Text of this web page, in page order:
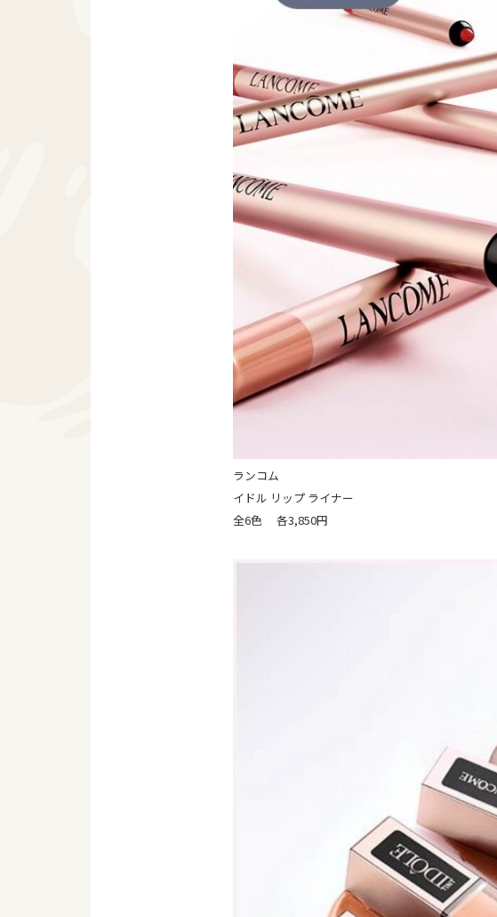
ランコム
イドル リップ ライナー
全6色 各3,850円